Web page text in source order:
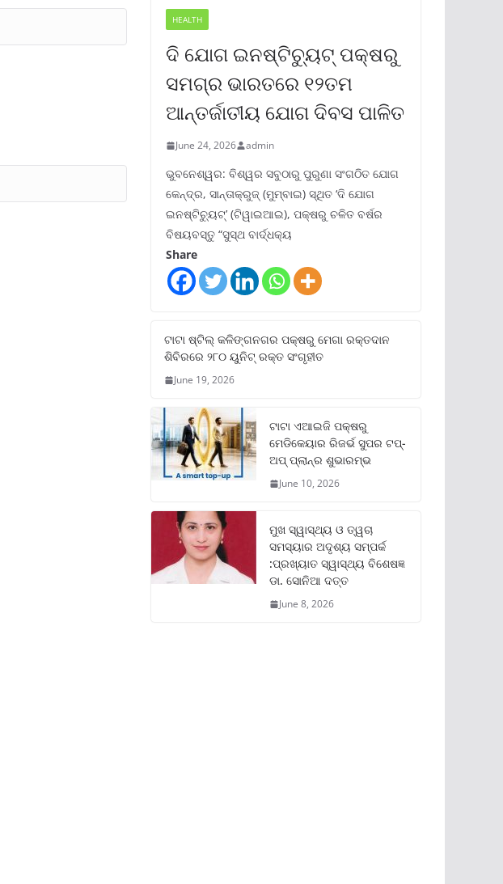
HEALTH
ଦି ଯୋଗ ଇନଷ୍ଟିଚ୍ୟୁଟ୍ ପକ୍ଷରୁ
ସମଗ୍ର ଭାରତରେ ୧୨ତମ
ଆନ୍ତର୍ଜାତୀୟ ଯୋଗ ଦିବସ ପାଳିତ
June 24, 2026 admin
ଭୁବନେଶ୍ୱର: ବିଶ୍ୱର ସବୁଠାରୁ ପୁରୁଣା ସଂଗଠିତ ଯୋଗ
କେନ୍ଦ୍ର, ସାନ୍ତାକ୍ରୁଜ୍ (ମୁମ୍ବାଇ) ସ୍ଥିତ ‘ଦି ଯୋଗ
ଇନଷ୍ଟିଚ୍ୟୁଟ୍‌’ (ଟିୱାଇଆଇ), ପକ୍ଷରୁ ଚଳିତ ବର୍ଷର
ବିଷୟବସ୍ତୁ “ସୁସ୍ଥ ବାର୍ଦ୍ଧକ୍ୟ
Share
ଟାଟା ଷ୍ଟିଲ୍‌ କଳିଙ୍ଗନଗର ପକ୍ଷରୁ ମେଗା ରକ୍ତଦାନ
ଶିବିରରେ ୨୮୦ ୟୁନିଟ୍‌ ରକ୍ତ ସଂଗୃହୀତ
June 19, 2026
ଟାଟା ଏଆଇଜି ପକ୍ଷରୁ
ମେଡିକେୟାର ରିଜର୍ଭ ସୁପର ଟପ୍‌-
ଅପ୍ ପ୍ଲାନ୍‌ର ଶୁଭାରମ୍ଭ
June 10, 2026
ମୁଖ ସ୍ୱାସ୍ଥ୍ୟ ଓ ତ୍ୱଚା
ସମସ୍ୟାର ଅଦୃଶ୍ୟ ସମ୍ପର୍କ
:ପ୍ରଖ୍ୟାତ ସ୍ୱାସ୍ଥ୍ୟ ବିଶେଷଜ୍ଞ
ଡା. ସୋନିଆ ଦତ୍ତ
June 8, 2026